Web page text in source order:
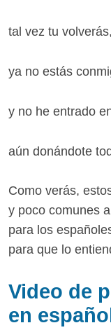
tal vez tu
ya no estás
y no he entrado
aún donándote
Como verás,
y poco comunes
para los
para que lo
Video de
en español